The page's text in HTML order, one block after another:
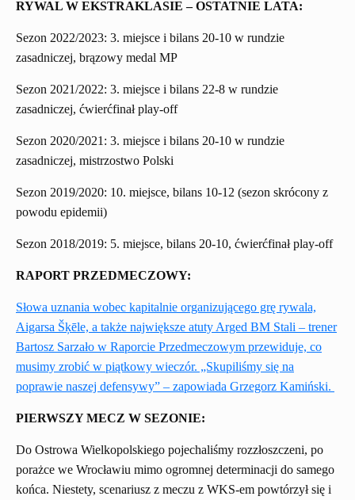
RYWAL W EKSTRAKLASIE – OSTATNIE LATA:
Sezon 2022/2023: 3. miejsce i bilans 20-10 w rundzie
zasadniczej, brązowy medal MP
Sezon 2021/2022: 3. miejsce i bilans 22-8 w rundzie
zasadniczej, ćwierćfinał play-off
Sezon 2020/2021: 3. miejsce i bilans 20-10 w rundzie
zasadniczej, mistrzostwo Polski
Sezon 2019/2020: 10. miejsce, bilans 10-12 (sezon skrócony z
powodu epidemii)
Sezon 2018/2019: 5. miejsce, bilans 20-10, ćwierćfinał play-off
RAPORT PRZEDMECZOWY:
Słowa uznania wobec kapitalnie organizującego grę rywala,
Aigarsa Šķēle, a także największe atuty Arged BM Stali – trener
Bartosz Sarzało w Raporcie Przedmeczowym przewiduje, co
musimy zrobić w piątkowy wieczór. „Skupiliśmy się na
poprawie naszej defensywy” – zapowiada Grzegorz Kamiński.
PIERWSZY MECZ W SEZONIE:
Do Ostrowa Wielkopolskiego pojechaliśmy rozzłoszczeni, po
porażce we Wrocławiu mimo ogromnej determinacji do samego
końca. Niestety, scenariusz z meczu z WKS-em powtórzył się i